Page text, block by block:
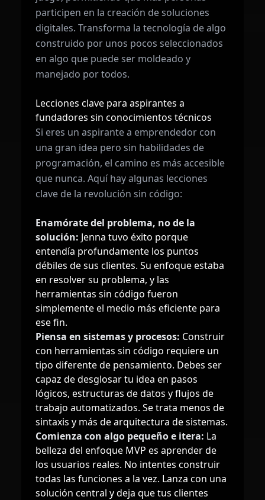
participen en la creación de soluciones
digitales. Transforma la tecnología de algo
construido por unos pocos seleccionados
en algo que puede ser moldeado y
manejado por todos.
Lecciones clave para aspirantes a
fundadores sin conocimientos técnicos
Si eres un aspirante a emprendedor con
una gran idea pero sin habilidades de
programación, el camino es más accesible
que nunca. Aquí hay algunas lecciones
clave de la revolución sin código:
Enamórate del problema, no de la
solución: Jenna tuvo éxito porque
entendía profundamente los puntos
débiles de sus clientes. Su enfoque estaba
en resolver su problema, y las
herramientas sin código fueron
simplemente el medio más eficiente para
ese fin.
Piensa en sistemas y procesos: Construir
con herramientas sin código requiere un
tipo diferente de pensamiento. Debes ser
capaz de desglosar tu idea en pasos
lógicos, estructuras de datos y flujos de
trabajo automatizados. Se trata menos de
sintaxis y más de arquitectura de sistemas.
Comienza con algo pequeño e itera: La
belleza del enfoque MVP es aprender de
los usuarios reales. No intentes construir
todas las funciones a la vez. Lanza con una
solución central y deja que tus clientes